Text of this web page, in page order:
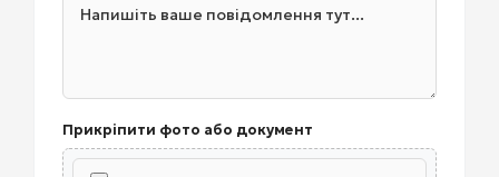
Прикріпити фото або документ